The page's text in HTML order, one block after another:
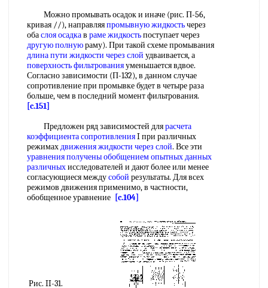
Можно промывать осадок и иначе (рис. П-56,
кривая //), направляяпромывную жидкостьчерез
обаслоя осадкав раме жидкостьпоступает через
другую полнуюраму). При такой схеме промывания
длина пути жидкости через слой удваивается, а
поверхность фильтрованияуменьшается вдвое.
Согласно зависимости (П-132), в данном случае
сопротивление при промывке будет в четыре раза
больше, чем в последний момент фильтрования.
[c.151]
Предложен ряд зависимостей длярасчета
коэффициента сопротивленияI при различных
режимахдвижения жидкости через слой. Все эти
уравнения полученыобобщением опытныхданных
различныхисследователей и дают более или менее
согласующиеся междусобой результаты. Для всех
режимов движения применимо, в частности,
обобщенное уравнение [c.104]
Рис. II-31.